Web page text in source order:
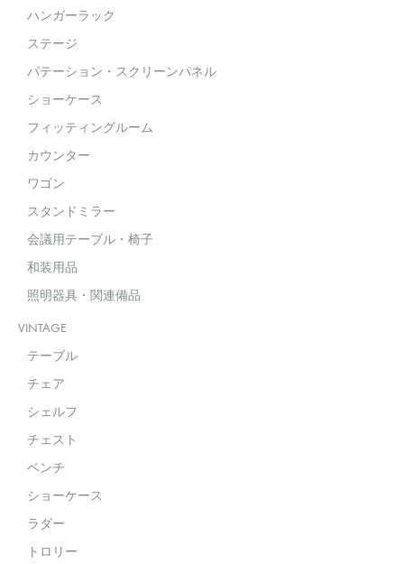
ハンガーラック
ステージ
パテーション・スクリーンパネル
ショーケース
フィッティングルーム
カウンター
ワゴン
スタンドミラー
会議用テーブル・椅子
和装用品
照明器具・関連備品
VINTAGE
テーブル
チェア
シェルフ
チェスト
ベンチ
ショーケース
ラダー
トロリー